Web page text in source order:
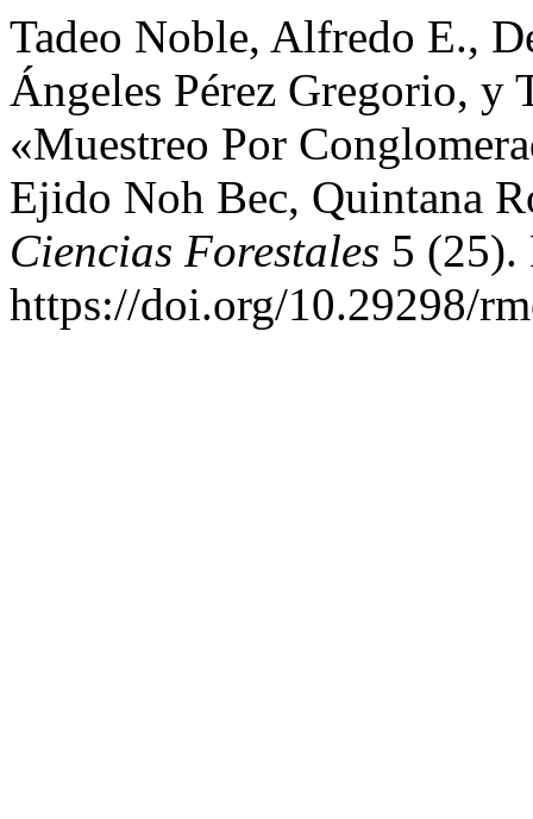
Tadeo Noble, Alfredo E.,
Ángeles Pérez Gregorio, y
«Muestreo Por
Ejido Noh Bec, Quintana
Ciencias Forestales 5
https://doi.org/10.29298/